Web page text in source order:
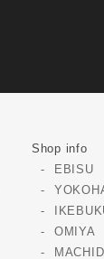
Shop info
EBISU
OMIYA